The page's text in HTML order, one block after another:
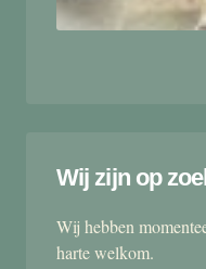
Wij zijn op
Wij hebben
harte welkom.